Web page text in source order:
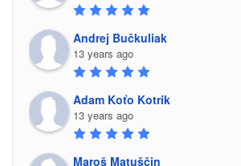
Andrej Bučkuliak
13 years ago
Adam Koťo Kotrik
13 years ago
Maroš Matuščin